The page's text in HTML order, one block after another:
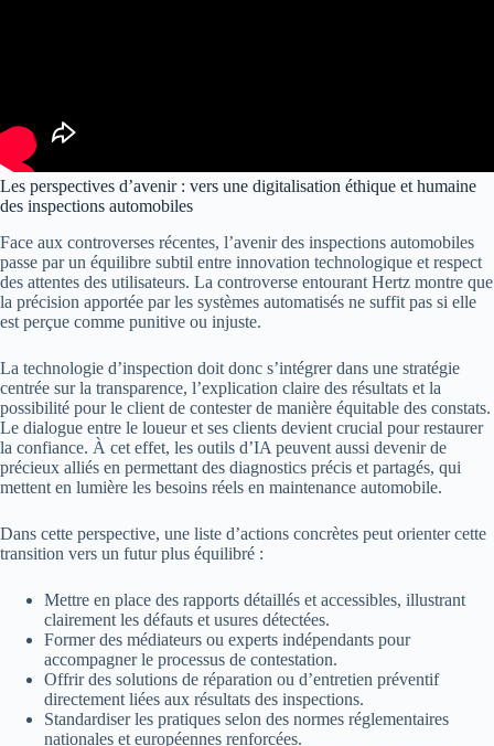
Les perspectives d’avenir : vers une digitalisation éthique et humaine
des inspections automobiles
Face aux controverses récentes, l’avenir des inspections automobiles
passe par un équilibre subtil entre innovation technologique et respect
des attentes des utilisateurs. La controverse entourant Hertz montre que
la précision apportée par les systèmes automatisés ne suffit pas si elle
est perçue comme punitive ou injuste.
La technologie d’inspection doit donc s’intégrer dans une stratégie
centrée sur la transparence, l’explication claire des résultats et la
possibilité pour le client de contester de manière équitable des constats.
Le dialogue entre le loueur et ses clients devient crucial pour restaurer
la confiance. À cet effet, les outils d’IA peuvent aussi devenir de
précieux alliés en permettant des diagnostics précis et partagés, qui
mettent en lumière les besoins réels en maintenance automobile.
Dans cette perspective, une liste d’actions concrètes peut orienter cette
transition vers un futur plus équilibré :
Mettre en place des rapports détaillés et accessibles, illustrant
clairement les défauts et usures détectées.
Former des médiateurs ou experts indépendants pour
accompagner le processus de contestation.
Offrir des solutions de réparation ou d’entretien préventif
directement liées aux résultats des inspections.
Standardiser les pratiques selon des normes réglementaires
nationales et européennes renforcées.